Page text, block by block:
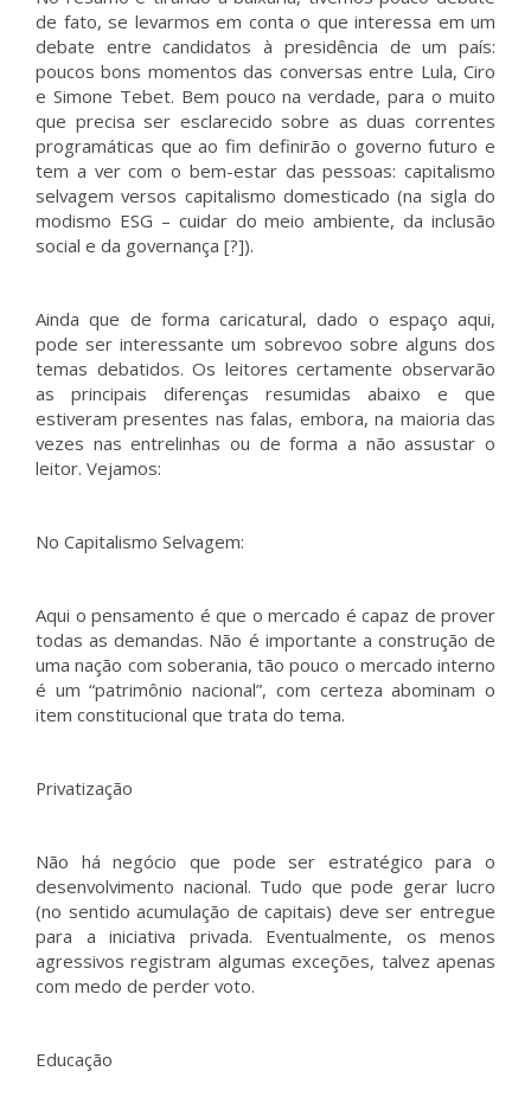
de fato, se levarmos em conta o que interessa em um
debate entre candidatos à presidência de um país:
poucos bons momentos das conversas entre Lula, Ciro
e Simone Tebet. Bem pouco na verdade, para o muito
que precisa ser esclarecido sobre as duas correntes
programáticas que ao fim definirão o governo futuro e
tem a ver com o bem-estar das pessoas: capitalismo
selvagem versos capitalismo domesticado (na sigla do
modismo ESG – cuidar do meio ambiente, da inclusão
social e da governança [?]).
Ainda que de forma caricatural, dado o espaço aqui,
pode ser interessante um sobrevoo sobre alguns dos
temas debatidos. Os leitores certamente observarão
as principais diferenças resumidas abaixo e que
estiveram presentes nas falas, embora, na maioria das
vezes nas entrelinhas ou de forma a não assustar o
leitor. Vejamos:
No Capitalismo Selvagem:
Aqui o pensamento é que o mercado é capaz de prover
todas as demandas. Não é importante a construção de
uma nação com soberania, tão pouco o mercado interno
é um “patrimônio nacional”, com certeza abominam o
item constitucional que trata do tema.
Privatização
Não há negócio que pode ser estratégico para o
desenvolvimento nacional. Tudo que pode gerar lucro
(no sentido acumulação de capitais) deve ser entregue
para a iniciativa privada. Eventualmente, os menos
agressivos registram algumas exceções, talvez apenas
com medo de perder voto.
Educação